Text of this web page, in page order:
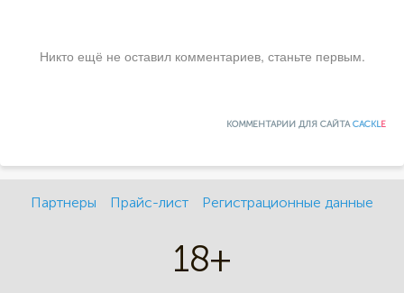
Никто ещё не оставил комментариев, станьте первым.
КОММЕНТАРИИ ДЛЯ САЙТАCACKLE
Партнеры Прайс-лист Регистрационные данные
18+